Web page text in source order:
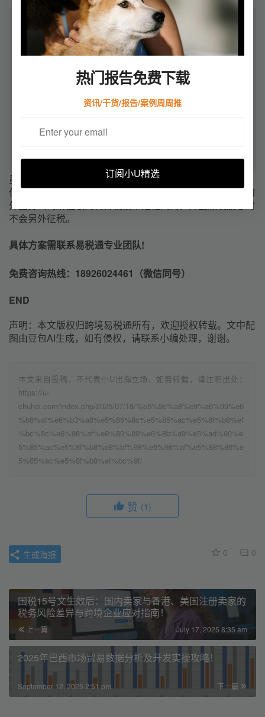
热门报告免费下载
资讯/干货/报告/案例周周推
订阅小U精选
虽然子公司和分公司都可以执行任何其母公司的业务活动，
但在利润计算方面有轻微的差别。此外，在香港，子公司和
外国分公司所征收的利得税税率是相同的，并且派发股息时
不会另外征税。
具体方案需联系易税通专业团队!
免费咨询热线：18926024461（微信同号）
END
声明：本文版权归跨境易税通所有，欢迎授权转载。文中配
图由豆包AI生成，如有侵权，请联系小编处理，谢谢。
本文来自投稿，不代表小U出海立场，如若转载，请注明出处：
https://u-
chuhai.com/index.php/2025/07/18/%e5%9c%a8%e9%a6%99%e6
%b8%af%e6%b3%a8%e5%86%8c%e5%85%ac%e5%8f%b8%ef
%bc%8c%e6%98%af%e9%80%89%e6%8b%a9%e5%ad%90%e
5%85%ac%e5%8f%b8%e8%bf%98%e6%98%af%e5%88%86%e
5%85%ac%e5%8f%b8%ef%bc%9f/
赞 (1)
0 0
生成海报
国税15号文生效后：国内卖家与香港、美国注册卖家的
税务风险差异与跨境企业应对指南！
上一篇 July 17, 2025 8:35 am
2025年巴西市场贸易数据分析及开发实操攻略！
下一篇
September 12, 2025 2:51 pm